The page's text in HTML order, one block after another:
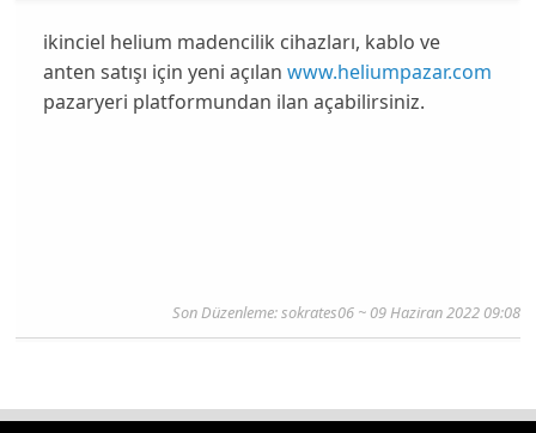
ikinciel helium madencilik cihazları, kablo ve
anten satışı için yeni açılan www.heliumpazar.com
pazaryeri platformundan ilan açabilirsiniz.
Son Düzenleme: sokrates06 ~ 09 Haziran 2022 09:08